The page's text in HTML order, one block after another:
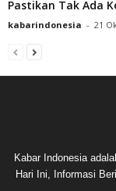
Pastikan Tak Ada
kabarindonesia - 21
Kabar Indonesia
Hari Ini, Informasi